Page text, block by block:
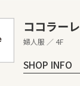
ココラーレ
婦人服 ／ 4F
SHOP INFO